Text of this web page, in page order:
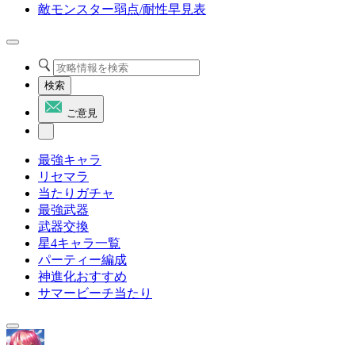
敵モンスター弱点/耐性早見表
検索
ご意見
最強キャラ
リセマラ
当たりガチャ
最強武器
武器交換
星4キャラ一覧
パーティー編成
神進化おすすめ
サマービーチ当たり